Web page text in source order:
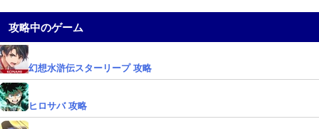
攻略中のゲーム
幻想水滸伝スターリープ 攻略
ヒロサバ 攻略